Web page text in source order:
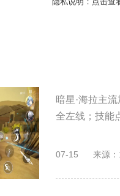
暗星·海拉主
全左线；技能
07-15 来源